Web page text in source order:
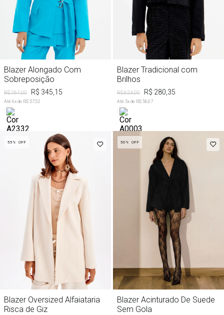
Blazer Alongado Com
Sobreposição
R$ 767,00 R$ 345,15
Até 6x de R$ 57,52
Blazer Tradicional com
Brilhos
R$ 623,00 R$ 280,35
Até 5x de R$ 56,07
55% OFF
Blazer Oversized Alfaiataria
Risca de Giz
50% OFF
Blazer Acinturado De Suede
Sem Gola